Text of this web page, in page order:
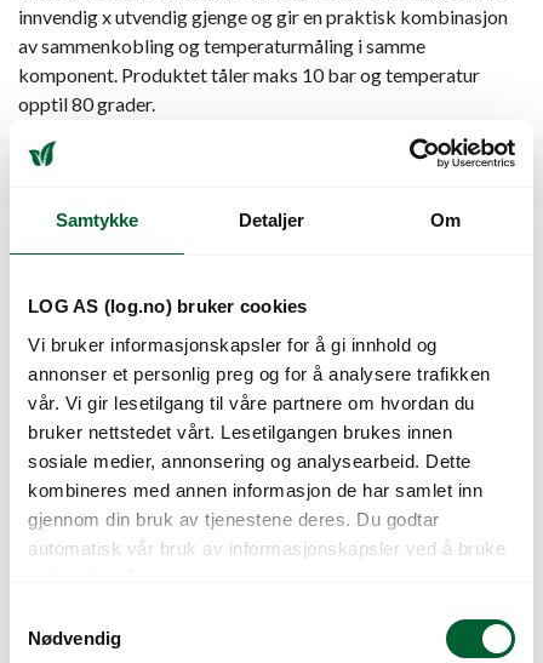
Samtykke Detaljer Om
LOG AS (log.no) bruker cookies
Vi bruker informasjonskapsler for å gi innhold og
annonser et personlig preg og for å analysere trafikken
vår. Vi gir lesetilgang til våre partnere om hvordan du
bruker nettstedet vårt. Lesetilgangen brukes innen
sosiale medier, annonsering og analysearbeid. Dette
kombineres med annen informasjon de har samlet inn
gjennom din bruk av tjenestene deres. Du godtar
automatisk vår bruk av informasjonskapsler ved å bruke
Nødvendig
innvendig x utvendig gjenge og gir en praktisk kombinasjon
av sammenkobling og temperaturmåling i samme
komponent. Produktet tåler maks 10 bar og temperatur
opptil 80 grader.
Spesifikasjoner
filter kombinert. 2
bar. 3/4″ utvendig